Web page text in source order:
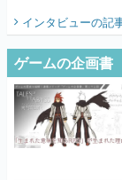
インタビューの記
ゲームの企画書